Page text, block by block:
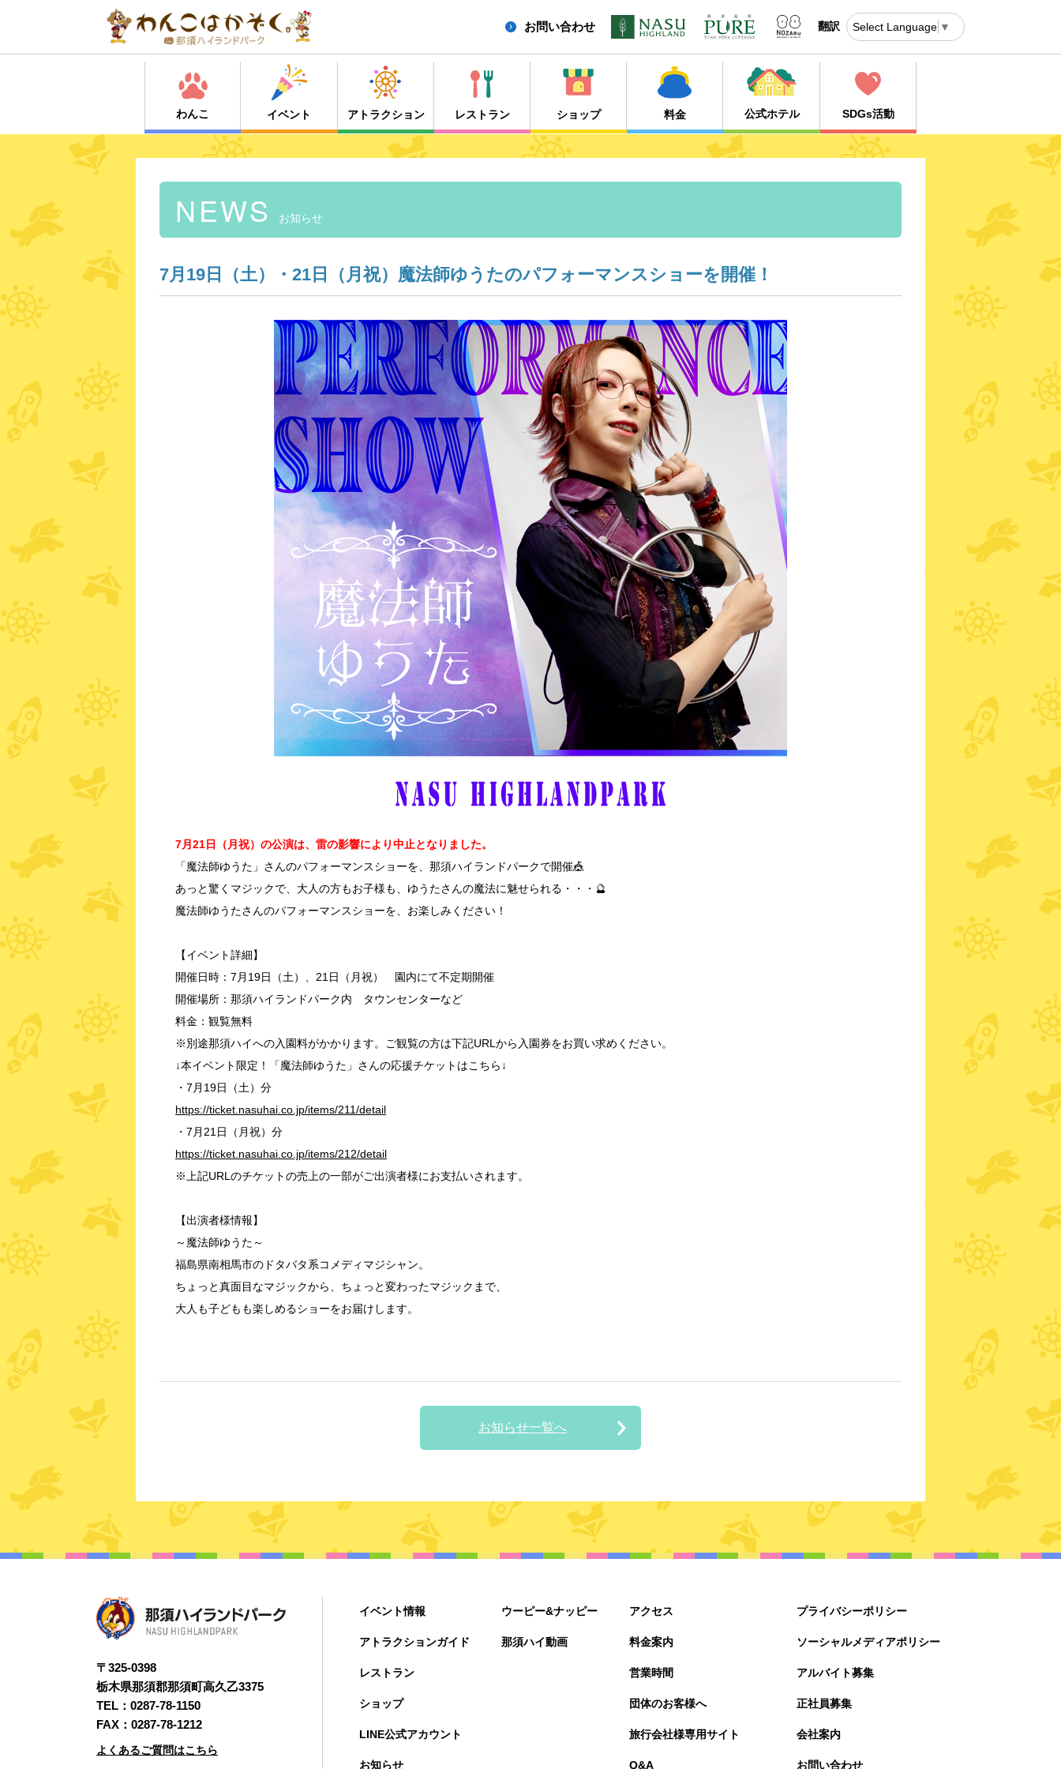
お問い合わせ 翻訳 Select Language ▼
わんこ イベント アトラクション レストラン ショップ 料金 公式ホテル SDGs活動
NEWS お知らせ
7月19日（土）・21日（月祝）魔法師ゆうたのパフォーマンスショーを開催！
7月21日（月祝）の公演は、雷の影響により中止となりました。
「魔法師ゆうた」さんのパフォーマンスショーを、那須ハイランドパークで開催🎪
あっと驚くマジックで、大人の方もお子様も、ゆうたさんの魔法に魅せられる・・・🔮
魔法師ゆうたさんのパフォーマンスショーを、お楽しみください ！
【イベント詳細】
開催日時：7月19日（土）、21日（月祝） 園内にて不定期開催
開催場所：那須ハイランドパーク内 タウンセンターなど
料金：観覧無料
※別途那須ハイへの入園料がかかります。ご観覧の方は下記URLから入園券をお買い求めください。
↓本イベント限定！「魔法師ゆうた」さんの応援チケットはこちら↓
・7月19日（土）分
https://ticket.nasuhai.co.jp/items/211/detail
・7月21日（月祝）分
https://ticket.nasuhai.co.jp/items/212/detail
※上記URLのチケットの売上の一部がご出演者様にお支払いされます。
【出演者様情報】
～魔法師ゆうた～
福島県南相馬市のドタバタ系コメディマジシャン。
ちょっと真面目なマジックから、ちょっと変わったマジックまで、
大人も子どもも楽しめるショーをお届けします。
お知らせ一覧へ
〒325-0398
栃木県那須郡那須町高久乙3375
TEL： 0287-78-1150
FAX：0287-78-1212
よくあるご質問はこちら
イベント情報
アトラクションガイド
レストラン
ショップ
LINE公式アカウント
お知らせ
ウーピー&ナッピー
那須ハイ動画
アクセス
料金案内
営業時間
団体のお客様へ
旅行会社様専用サイト
Q&A
プライバシーポリシー
ソーシャルメディアポリシー
アルバイト募集
正社員募集
会社案内
お問い合わせ